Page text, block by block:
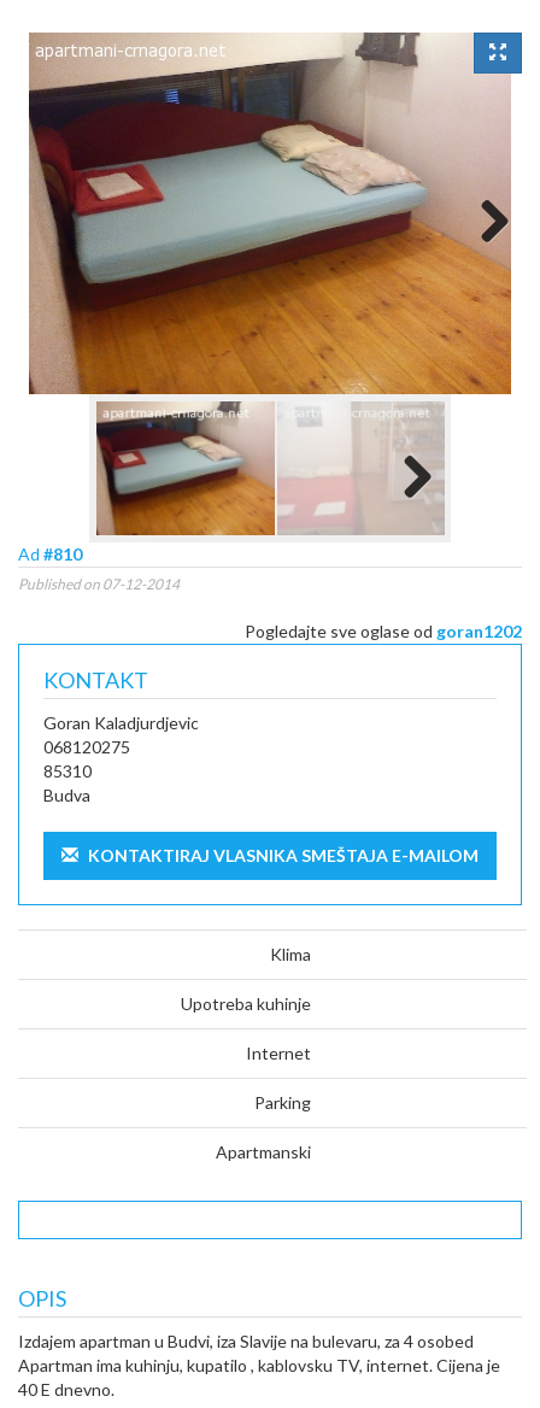
Next
Ad #810
Published on 07-12-2014
Pogledajte sve oglase od goran1202
KONTAKT
Goran Kaladjurdjevic
068120275
85310
Budva
KONTAKTIRAJ VLASNIKA SMEŠTAJA E-MAILOM
Klima
Upotreba kuhinje
Internet
Parking
Apartmanski
OPIS
Izdajem apartman u Budvi, iza Slavije na bulevaru, za 4 osobed
Apartman ima kuhinju, kupatilo , kablovsku TV, internet. Cijena je
40 E dnevno.